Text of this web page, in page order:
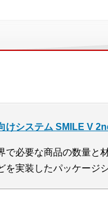
けシステム SMILE V
で必要な商品の数量と
を実装したパッケージ